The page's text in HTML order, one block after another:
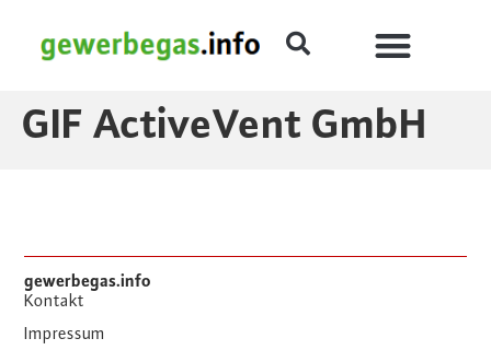
GIF ActiveVent GmbH
gewerbegas.info
Kontakt
Impressum